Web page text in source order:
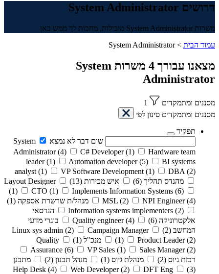
דרושים System Administrator
משרות System Administrator מובילות, מחכות לך ממש כאן
עמוד הבית >
System Administrator
מצאנו עבורך 4 משרות System
Administrator
מסננים ומתמקדים
1
מסננים ומתמקדים סינון לפי
תפקיד
שום דבר לא נמצא
System
Administrator (4) C# Developer (1)
Hardware team
leader (1) Automation developer (5)
BI systems
analyst (1) VP Software Development (1) DBA (2)
מהנדס תהליך (6) איש מכירות (13)
Layout Designer
(1)
CTO (1) Implements Information Systems (6)
MSL (2) NPI Engineer (4) מנהל/ת שרשרת אספקה (1)
Information systems implementers (2)
הנדסאי
אלקטרוניקה (6)
Quality engineer (4)
בוגרי מדעי
המחשב (2)
Linux sys admin (2)
Campaign Manager
(1)
Product Leader (2) מנכ"ל (1)
Quality
Assurance (6) VP Sales (1) Sales Manager (2)
רכזת גיוס (2) מנהלת גיוס (1) מנהל תכנון (2)
מתכנן
(3)
Help Desk (4) Web Developer (2)
DFT Eng